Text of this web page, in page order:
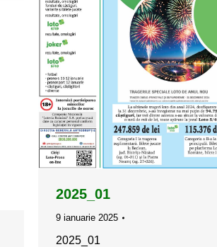
2025_01
9 ianuarie 2025
2025_01